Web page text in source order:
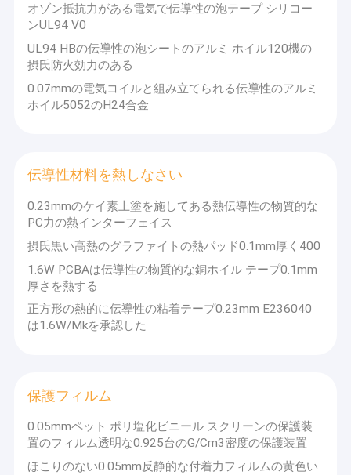
オゾン抵抗力がある電気で伝導性の泡テープ シリコー
ンUL94 V0
UL94 HBの伝導性の泡シートのアルミ ホイル120機の
摂氏防火効力のある
0.07mmの電気コイルと組み立てられる伝導性のアルミ
ホイル5052のH24合金
伝導性材料を熱しなさい
0.23mmのケイ素上塗を施してある熱伝導性の物質的な
PC力の熱インターフェイス
摂氏黒い高熱のグラファイトの熱パッド0.1mm厚く400
1.6W PCBAは伝導性の物質的な銅ホイル テープ0.1mm
厚さを熱する
正方形の熱的に伝導性の粘着テープ0.23mm E236040
は1.6W/Mkを承認した
保護フィルム
0.05mmペット ポリ塩化ビニール スクリーンの保護装
置のフィルム透明な0.925台のG/Cm3密度の保護装置
ほこりのない0.05mm反静的な付着力フィルムの黄色い